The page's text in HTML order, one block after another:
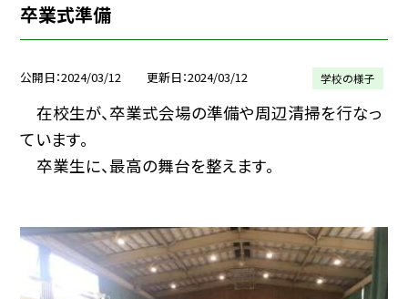
卒業式準備
公開日 2024/03/12 更新日 2024/03/12 学校の様子
在校生が、卒業式会場の準備や周辺清掃を行なっ
ています。
卒業生に、最高の舞台を整えます。